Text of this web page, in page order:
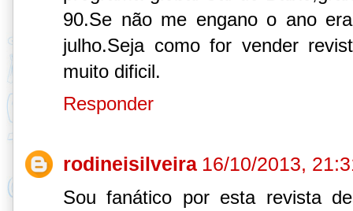
90.Se não me engano o ano
julho.Seja como for vender
muito dificil.
Responder
rodineisilveira 16/10/2013,
Sou fanático por esta revista